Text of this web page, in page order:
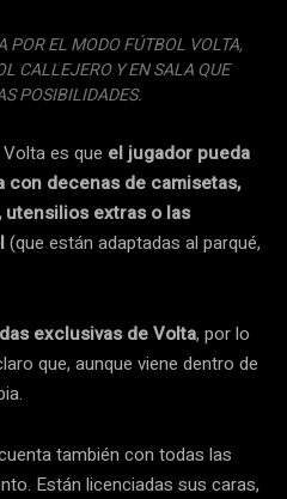
POR EL MODO FÚTBOL VOLTA,
CALLEJERO Y EN SALA QUE
POSIBILIDADES.
es que el jugador pueda
decenas de camisetas,
extras o las
(que están adaptadas al parqué,
exclusivas de Volta, por lo
que, aunque viene dentro de
también con todas las
Están licenciadas sus caras,